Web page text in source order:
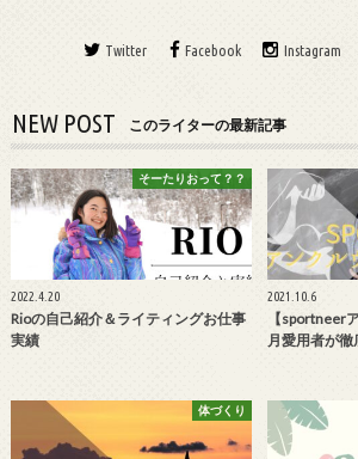
Twitter Facebook Instagram
NEW POST このライターの最新記事
そーたりおって？？
2022.4.20
Rioの自己紹介＆ライティングお仕事
実績
2021.10.6
【sportneer
月愛用者が徹
体づくり